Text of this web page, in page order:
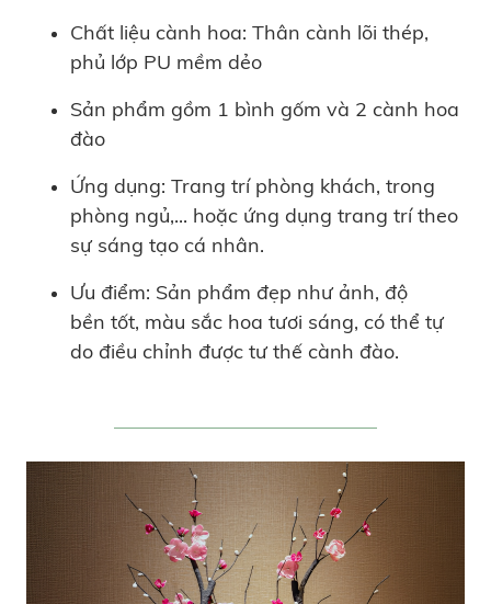
Chất liệu cành hoa: Thân cành lõi thép,
phủ lớp PU mềm dẻo
Sản phẩm gồm 1 bình gốm và 2 cành hoa
đào
Ứng dụng: Trang trí phòng khách, trong
phòng ngủ,... hoặc ứng dụng trang trí theo
sự sáng tạo cá nhân.
Ưu điểm: Sản phẩm đẹp như ảnh, độ
bền tốt, màu sắc hoa tươi sáng, có thể tự
do điều chỉnh được tư thế cành đào.